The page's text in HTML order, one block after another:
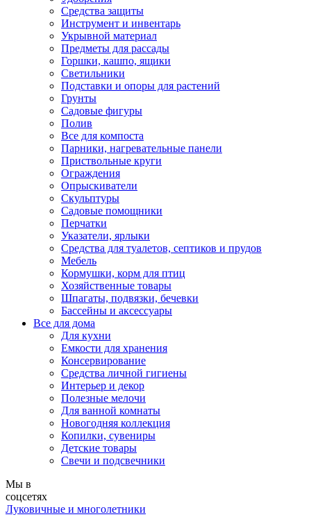
Средства защиты
Инструмент и инвентарь
Укрывной материал
Предметы для рассады
Горшки, кашпо, ящики
Светильники
Подставки и опоры для растений
Грунты
Садовые фигуры
Полив
Все для компоста
Парники, нагревательные панели
Приствольные круги
Ограждения
Опрыскиватели
Скульптуры
Садовые помощники
Перчатки
Указатели, ярлыки
Средства для туалетов, септиков и прудов
Мебель
Кормушки, корм для птиц
Хозяйственные товары
Шпагаты, подвязки, бечевки
Бассейны и аксессуары
Все для дома
Для кухни
Емкости для хранения
Консервирование
Средства личной гигиены
Интерьер и декор
Полезные мелочи
Для ванной комнаты
Новогодняя коллекция
Копилки, сувениры
Детские товары
Свечи и подсвечники
Мы в
соцсетях
Луковичные и многолетники